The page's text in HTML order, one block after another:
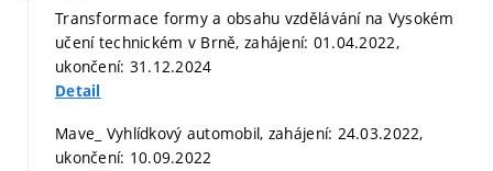
Transformace formy a obsahu vzdělávání na Vysokém
učení technickém v Brně, zahájení: 01.04.2022,
ukončení: 31.12.2024
Detail
Mave_ Vyhlídkový automobil, zahájení: 24.03.2022,
ukončení: 10.09.2022